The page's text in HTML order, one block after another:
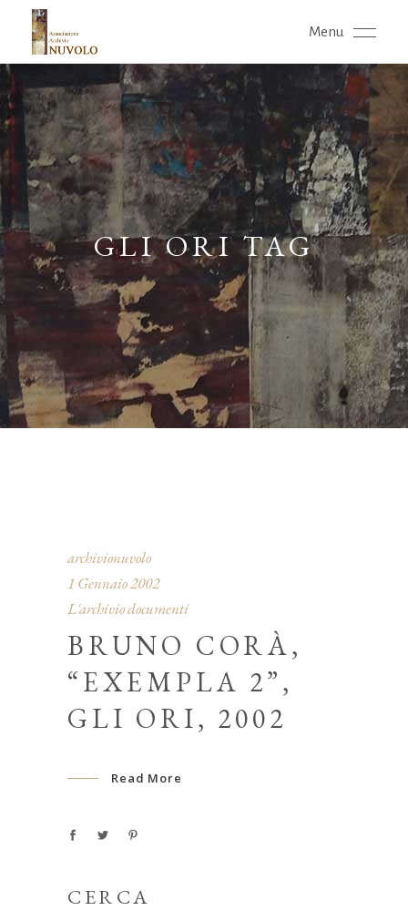
Menu
GLI ORI TAG
archivionuvolo
1 Gennaio 2002
L'archivio documenti
BRUNO CORÀ,
“EXEMPLA 2”,
GLI ORI, 2002
Read More
CERCA